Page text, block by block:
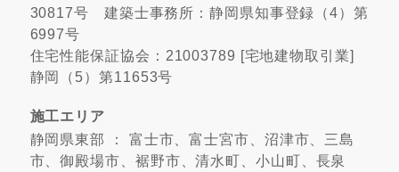
30817号 建築士事務所：静岡県知事登録（4）第
6997号
住宅性能保証協会：21003789 [宅地建物取引業]
静岡（5）第11653号
施工エリア
静岡県東部 ： 富士市、富士宮市、沼津市、三島
市、御殿場市、裾野市、清水町、小山町、長泉